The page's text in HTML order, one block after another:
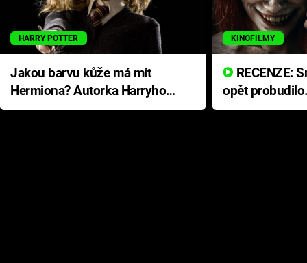
HARRY POTTER
Jakou barvu kůže má mít
Hermiona? Autorka Harryho
Pottera přišla s ráznou
KINOFILMY
opět
přichází s